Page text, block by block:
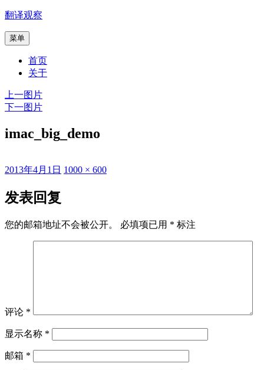
跳
内
翻译观察
菜单
首页
关于
上一图片
下一图片
imac_big_demo
发
于
2013年4月1日 原
1000 × 600
发表回复
您的邮箱地址不会被公开。 必填项已用 * 标注
评论 *
显示名称 *
邮箱 *